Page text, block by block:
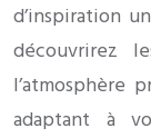
d’inspiration
découvrirez
l’atmosphère
adaptant à